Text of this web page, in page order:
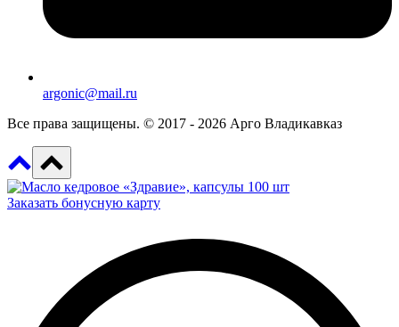
argonic@mail.ru
Все права защищены. © 2017 - 2026 Арго Владикавказ
Заказать бонусную карту